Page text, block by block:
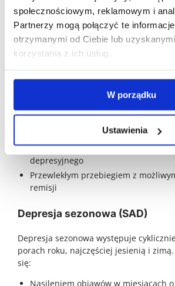
społecznościowym, reklamowym i
Partnerzy mogą połączyć te
otrzymanymi od Ciebie lub
korzystania z ich usług.
W porządku
Ustawienia
W tym zaburzeniu epizody depresji
epizodami manii lub hipomanii.
Typ I: występują pełnoobjawowe
Typ II: występują łagodniejsze
Dystymia
To przewlekła forma depresji
Mniejszym nasileniem niż w
depresyjnego
Przewlekłym przebiegiem z
remisji
Depresja sezonowa (SAD)
Depresja sezonowa występuje
porach roku, najczęściej jesienią i
się:
Nasileniem objawów w miesiącach